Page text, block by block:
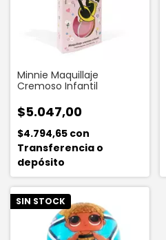
Minnie Maquillaje
Cremoso Infantil
$5.047,00
$4.794,65 con
Transferencia o
depósito
SIN STOCK